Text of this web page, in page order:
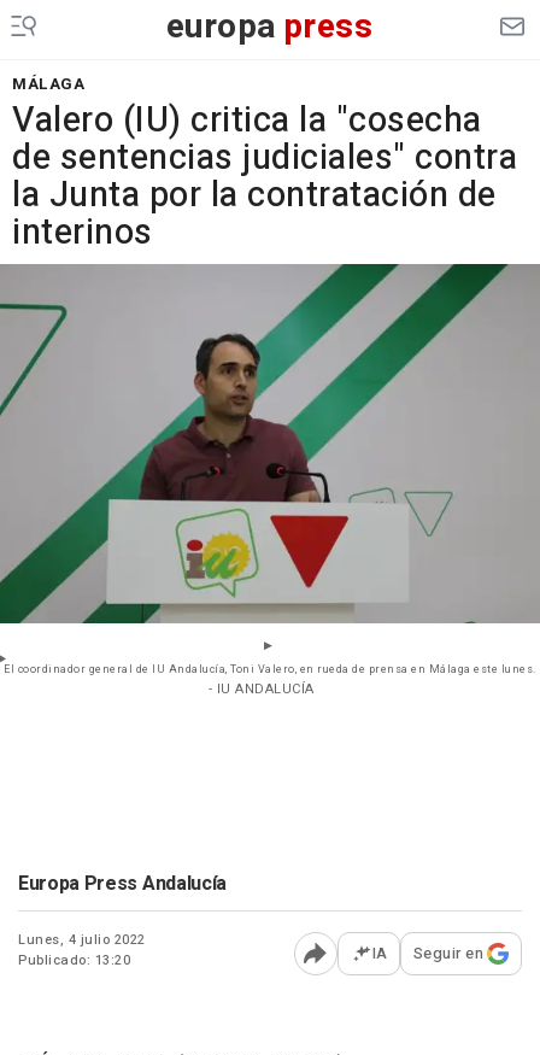
europa press
MÁLAGA
Valero (IU) critica la "cosecha
de sentencias judiciales" contra
la Junta por la contratación de
interinos
El coordinador general de IU Andalucía, Toni Valero, en rueda de prensa en Málaga este lunes.
- IU ANDALUCÍA
Europa Press Andalucía
Lunes, 4 julio 2022
Publicado: 13:20
Abrir opciones para
IA Seguir en